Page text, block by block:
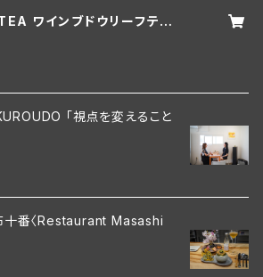
ワインブドウリーフティ
「視点を変えること
十番〈Restaurant Masashi